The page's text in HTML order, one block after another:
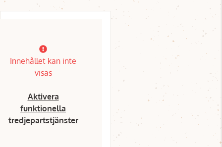
Innehållet kan inte
visas
Aktivera
funktionella
tredjepartstjänster